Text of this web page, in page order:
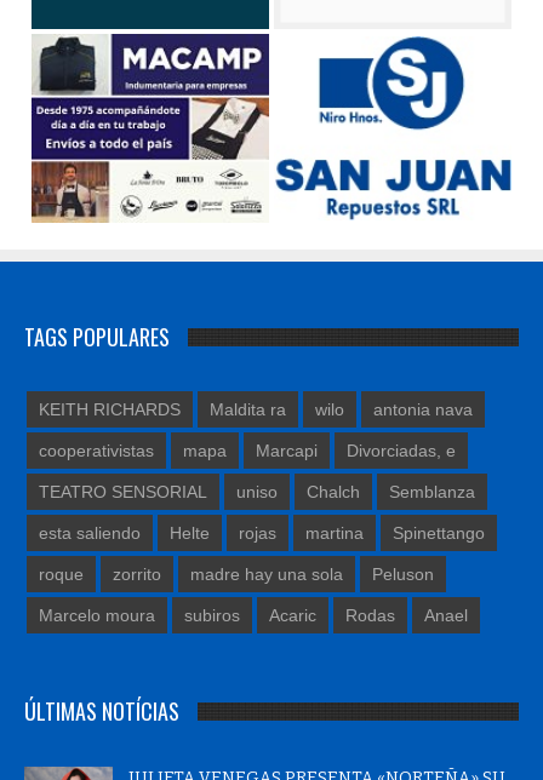
TAGS POPULARES
KEITH RICHARDS Maldita ra wilo antonia nava
cooperativistas mapa Marcapi Divorciadas, e
TEATRO SENSORIAL uniso Chalch Semblanza
esta saliendo Helte rojas martina Spinettango
roque zorrito madre hay una sola Peluson
Marcelo moura subiros Acaric Rodas Anael
ÚLTIMAS NOTÍCIAS